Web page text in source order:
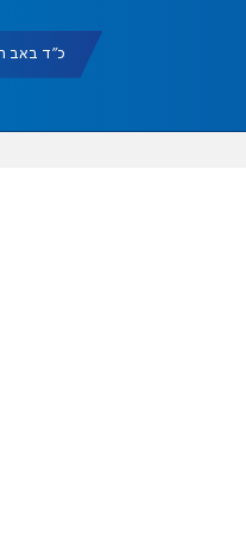
כ"ד באב תשפ"ו